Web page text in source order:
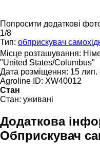
Попросити додаткові
1/8
Тип: обприскувач
Місце розташування:
"United States/Columbus"
Дата розміщення: 15 лип.
Agroline ID: XW40012
Стан
Стан: уживані
Додаткова
Обприскувач